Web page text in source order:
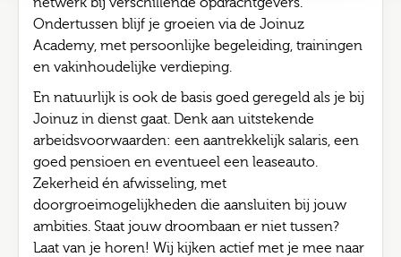
Ondertussen blijf je groeien via de Joinuz
Academy, met persoonlijke begeleiding, trainingen
en vakinhoudelijke verdieping.
En natuurlijk is ook de basis goed geregeld als je bij
Joinuz in dienst gaat. Denk aan uitstekende
arbeidsvoorwaarden: een aantrekkelijk salaris, een
goed pensioen en eventueel een leaseauto.
Zekerheid én afwisseling, met
doorgroeimogelijkheden die aansluiten bij jouw
ambities. Staat jouw droombaan er niet tussen?
Laat van je horen! Wij kijken actief met je mee naar